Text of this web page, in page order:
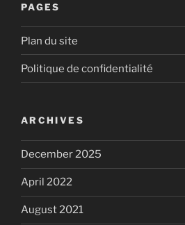
PAGES
Plan du site
Politique de confidentialité
ARCHIVES
December 2025
April 2022
August 2021